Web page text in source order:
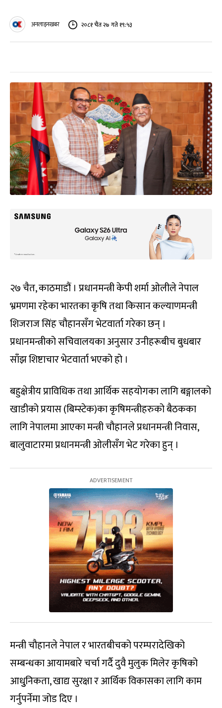
अनलाइनखबर २०८१ चैत २७ गते १९:५३
२७ चैत, काठमाडौं । प्रधानमन्त्री केपी शर्मा ओलीले नेपाल
भ्रमणमा रहेका भारतका कृषि तथा किसान कल्याणमन्त्री
शिजराज सिंह चौहानसँग भेटवार्ता गरेका छन् ।
प्रधानमन्त्रीको सचिवालयका अनुसार उनीहरूबीच बुधबार
साँझ शिष्टाचार भेटवार्ता भएको हो ।
बहुक्षेत्रीय प्राविधिक तथा आर्थिक सहयोगका लागि बङ्गालको
खाडीको प्रयास (बिम्स्टेक)का कृषिमन्त्रीहरुको बैठकका
लागि नेपालमा आएका मन्त्री चौहानले प्रधानमन्त्री निवास,
बालुवाटारमा प्रधानमन्त्री ओलीसँग भेट गरेका हुन् ।
मन्त्री चौहानले नेपाल र भारतबीचको परम्परादेखिको
सम्बन्धका आयामबारे चर्चा गर्दै दुवै मुलुक मिलेर कृषिको
आधुुनिकता, खाद्य सुरक्षा र आर्थिक विकासका लागि काम
गर्नुपर्नेमा जोड दिए ।